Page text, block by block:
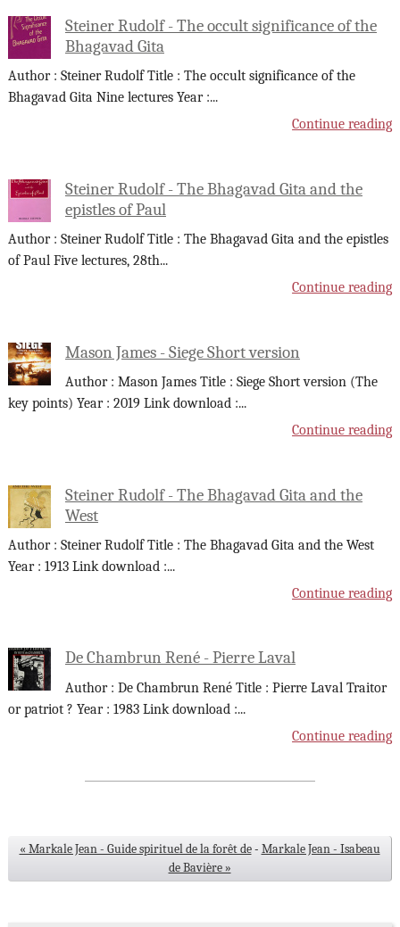
Steiner Rudolf - The occult significance of the
Bhagavad Gita
Author : Steiner Rudolf Title : The occult significance of the
Bhagavad Gita Nine lectures Year :...
Continue reading
Steiner Rudolf - The Bhagavad Gita and the
epistles of Paul
Author : Steiner Rudolf Title : The Bhagavad Gita and the epistles
of Paul Five lectures, 28th...
Continue reading
Mason James - Siege Short version
Author : Mason James Title : Siege Short version (The
key points) Year : 2019 Link download :...
Continue reading
Steiner Rudolf - The Bhagavad Gita and the
West
Author : Steiner Rudolf Title : The Bhagavad Gita and the West
Year : 1913 Link download :...
Continue reading
De Chambrun René - Pierre Laval
Author : De Chambrun René Title : Pierre Laval Traitor
or patriot ? Year : 1983 Link download :...
Continue reading
« Markale Jean - Guide spirituel de la forêt de - Markale Jean - Isabeau
de Bavière »